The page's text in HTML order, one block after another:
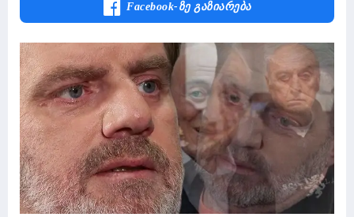
Facebook-Ზე Გაზიარება